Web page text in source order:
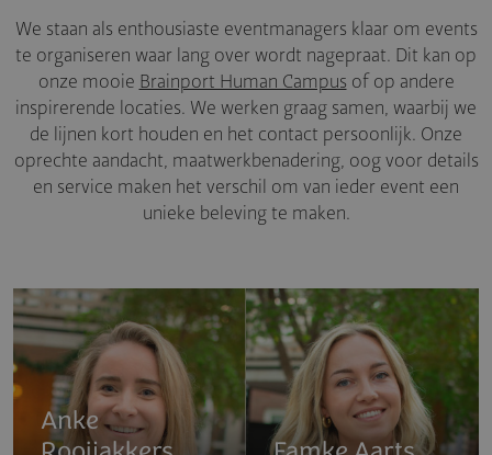
We staan als enthousiaste eventmanagers klaar om events
te organiseren waar lang over wordt nagepraat. Dit kan op
onze mooie Brainport Human Campus of op andere
inspirerende locaties. We werken graag samen, waarbij we
de lijnen kort houden en het contact persoonlijk. Onze
oprechte aandacht, maatwerkbenadering, oog voor details
en service maken het verschil om van ieder event een
unieke beleving te maken.
Anke